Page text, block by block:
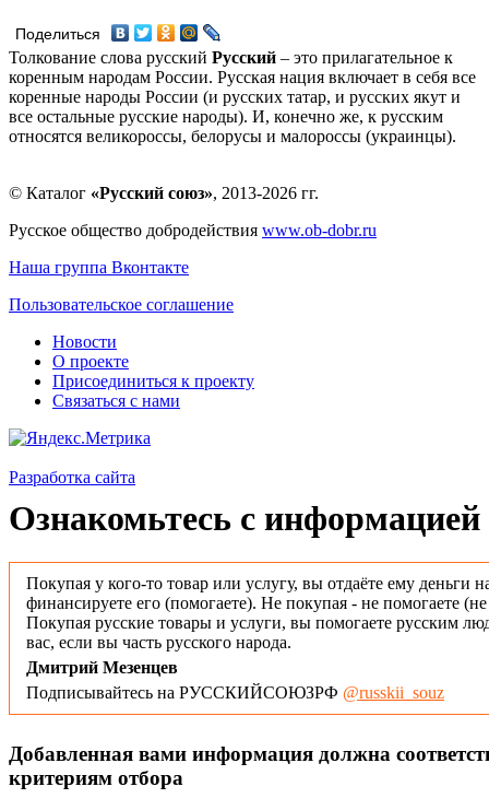
Поделиться
Толкование слова русский Русский – это прилагательное к
коренным народам России. Русская нация включает в себя все
коренные народы России (и русских татар, и русских якут и
все остальные русские народы). И, конечно же, к русским
относятся великороссы, белорусы и малороссы (украинцы).
© Каталог «Русский союз», 2013-2026 гг.
Русское общество добродействия www.ob-dobr.ru
Наша группа Вконтакте
Пользовательское соглашение
Новости
О проекте
Присоединиться к проекту
Связаться с нами
Разработка сайта
Ознакомьтесь с информацией
Покупая у кого-то товар или услугу, вы отдаёте ему деньги
финансируете его (помогаете). Не покупая - не помогаете
Покупая русские товары и услуги, вы помогаете русским
вас, если вы часть русского народа.
Дмитрий Мезенцев
Подписывайтесь на РУССКИЙСОЮЗРФ @russkii_souz
Добавленная вами информация должна
критериям отбора